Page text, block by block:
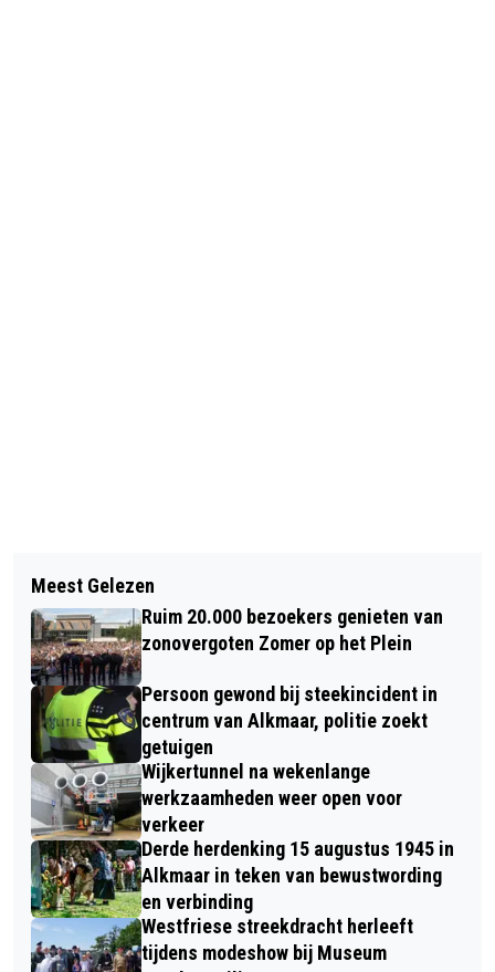
BUURDERIJ STREEKMARKT OP
ZONDAG 21 APRIL IN GROTE KERK
ALKMAAR
FESTIVAL UPFEST OP 21 APRIL IN DE
GROTE KERK ALKMAAR
Meest Gelezen
Ruim 20.000 bezoekers genieten van
zonovergoten Zomer op het Plein
Persoon gewond bij steekincident in
centrum van Alkmaar, politie zoekt
getuigen
Wijkertunnel na wekenlange
werkzaamheden weer open voor
verkeer
Derde herdenking 15 augustus 1945 in
Alkmaar in teken van bewustwording
en verbinding
Westfriese streekdracht herleeft
tijdens modeshow bij Museum